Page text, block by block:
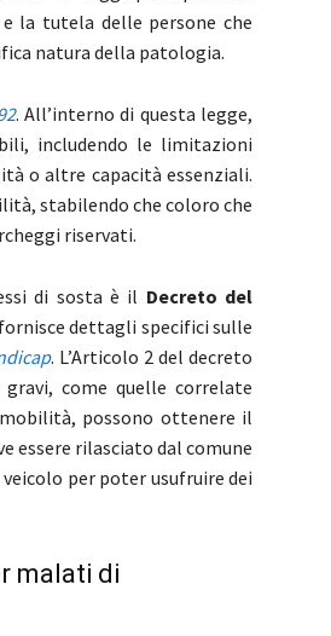
la tutela delle persone che
natura della patologia.
. All’interno di questa legge,
includendo le limitazioni
o altre capacità essenziali.
stabilendo che coloro che
riservati.
di sosta è il Decreto del
dettagli specifici sulle
. L’Articolo 2 del decreto
come quelle correlate
possono ottenere il
essere rilasciato dal comune
per poter usufruire dei
malati di